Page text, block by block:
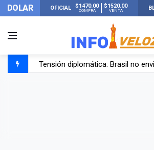
DOLAR OFICIAL $1470.00
COMPRA
$1520.00
VENTA
Tensión diplomática: Brasil no